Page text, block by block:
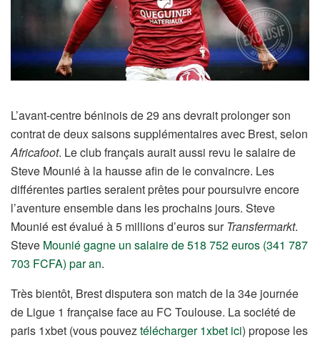
L’avant-centre béninois de 29 ans devrait prolonger son
contrat de deux saisons supplémentaires avec Brest, selon
Africafoot. Le club français aurait aussi revu le salaire de
Steve Mounié à la hausse afin de le convaincre. Les
différentes parties seraient prêtes pour poursuivre encore
l’aventure ensemble dans les prochains jours. Steve
Mounié est évalué à 5 millions d’euros sur Transfermarkt.
Steve Mounié gagne un salaire de 518 752 euros (341 787
703 FCFA) par an.
Très bientôt, Brest disputera son match de la 34e journée
de Ligue 1 française face au FC Toulouse. La société de
paris 1xbet (vous pouveztélécharger 1xbet ici) propose les